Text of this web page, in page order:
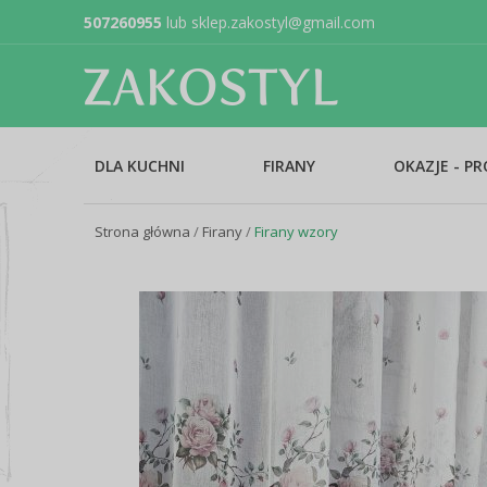
507260955 lub sklep.zakostyl@gmail.com
DLA KUCHNI FIRANY OKAZJE -
Strona główna / Firany/Firany wzory